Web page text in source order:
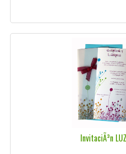
InvitaciÃ³n LUZ